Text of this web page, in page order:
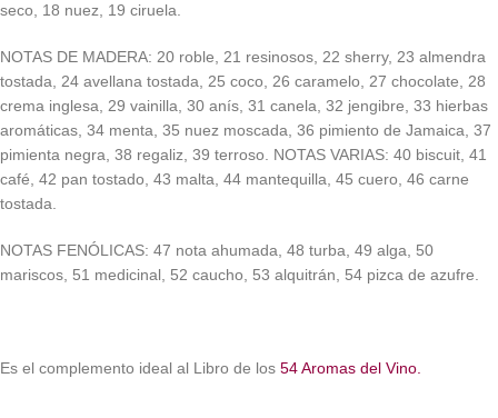
seco, 18 nuez, 19 ciruela.
NOTAS DE MADERA: 20 roble, 21 resinosos, 22 sherry, 23 almendra
tostada, 24 avellana tostada, 25 coco, 26 caramelo, 27 chocolate, 28
crema inglesa, 29 vainilla, 30 anís, 31 canela, 32 jengibre, 33 hierbas
aromáticas, 34 menta, 35 nuez moscada, 36 pimiento de Jamaica, 37
pimienta negra, 38 regaliz, 39 terroso. NOTAS VARIAS: 40 biscuit, 41
café, 42 pan tostado, 43 malta, 44 mantequilla, 45 cuero, 46 carne
tostada.
NOTAS FENÓLICAS: 47 nota ahumada, 48 turba, 49 alga, 50
mariscos, 51 medicinal, 52 caucho, 53 alquitrán, 54 pizca de azufre.
Es el complemento ideal al Libro de los 54 Aromas del Vino.